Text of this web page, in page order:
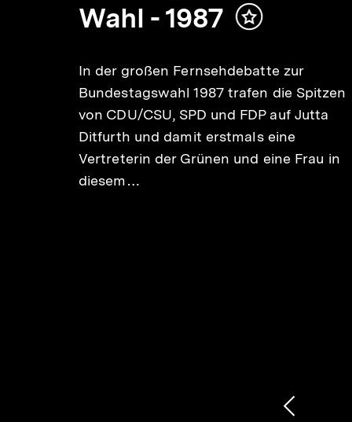
Wahl - 1987
Inhalt
In der großen Fernsehdebatte zur
Bundestagswahl 1987 trafen die Spitzen
von CDU/CSU, SPD und FDP auf Jutta
Ditfurth und damit erstmals eine
Vertreterin der Grünen und eine Frau in
diesem…